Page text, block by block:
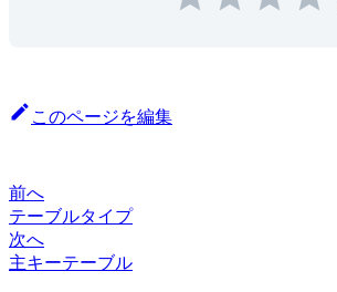
このページを編集
前へ
テーブルタイプ
次へ
主キーテーブル